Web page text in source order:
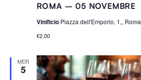
ROMA – 05 NOVEMBRE
Vinificio Piazza dell'Emporio, 1,, Roma
€2,00
MER
5